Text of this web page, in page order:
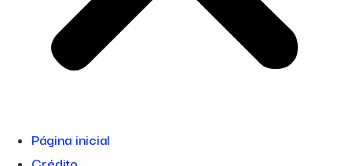
Página inicial